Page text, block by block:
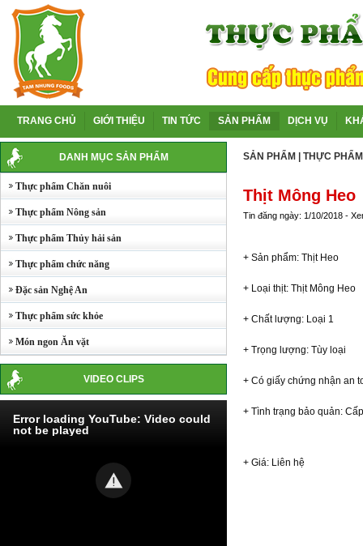
TRANG CHỦ GIỚI THIỆU TIN TỨC SẢN PHẨM DỊCH VỤ
DANH MỤC SẢN PHẨM
Thực phẩm Chăn nuôi
Thực phẩm Nông sản
Thực phẩm Thủy hải sản
Thực phẩm chức năng
Đặc sản Nghệ An
Thực phẩm sức khỏe
Món ngon Ăn vặt
VIDEO CLIPS
Error loading YouTube: Video could
not be played
SẢN PHẨM THỰC
Thịt Mông Heo
Tin đăng ngày: 1/10/2018 -
+ Sản phẩm: Thịt Heo
+ Loại thịt: Thịt Mông Heo
+ Chất lượng: Loại 1
+ Trọng lượng: Tùy loại
+ Có giấy chứng nhận an
+ Tình trạng bảo quản:
+ Giá: Liên hệ